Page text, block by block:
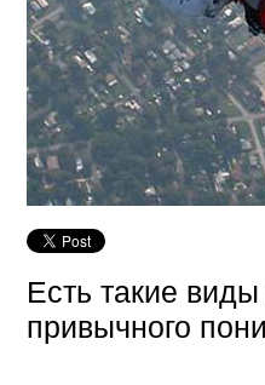
Есть такие
привычного